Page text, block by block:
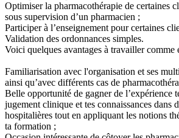
Optimiser la pharmacothérapie de certaines
sous supervision d’un pharmacien ;
Participer à l’enseignement pour certaines
Validation des ordonnances simples.
Voici quelques avantages à travailler comme
Familiarisation avec l'organisation et ses
ainsi qu’avec différents cas de
Belle opportunité de gagner de l’expérience
jugement clinique et tes connaissances dans
hospitalières tout en appliquant les notions
ta formation ;